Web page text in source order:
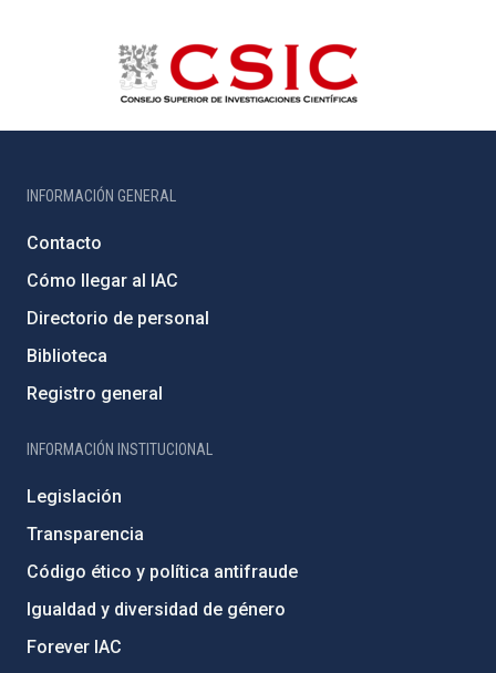
INFORMACIÓN GENERAL
Contacto
Cómo llegar al IAC
Directorio de personal
Biblioteca
Registro general
INFORMACIÓN INSTITUCIONAL
Legislación
Transparencia
Código ético y política antifraude
Igualdad y diversidad de género
Forever IAC